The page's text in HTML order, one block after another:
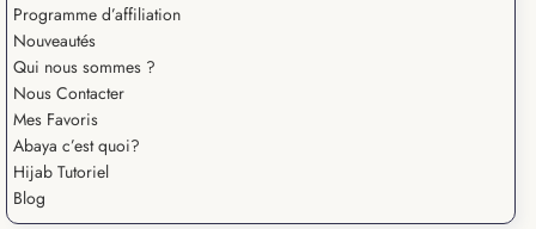
Programme d’affiliation
Nouveautés
Qui nous sommes ?
Nous Contacter
Mes Favoris
Abaya c’est quoi?
Hijab Tutoriel
Blog